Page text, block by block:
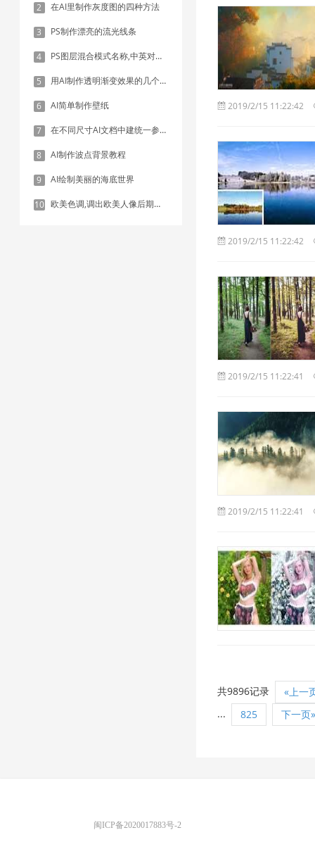
2 在AI里制作灰度图的四种方法
3 PS制作漂亮的流光线条
4 PS图层混合模式名称,中英对照表
5 用AI制作透明渐变效果的几个方法
6 AI简单制作壁纸
7 在不同尺寸AI文档中建统一参考线 - 方法1：对齐和分布
8 AI制作波点背景教程
9 AI绘制美丽的海底世界
10 欧美色调,调出欧美人像后期色调实例
2019/2/15 11:22:42
2019/2/15 11:22:42
2019/2/15 11:22:41
2019/2/15 11:22:41
共9896记录
«上一
...
825 下一页»
闽ICP备2020017883号-2